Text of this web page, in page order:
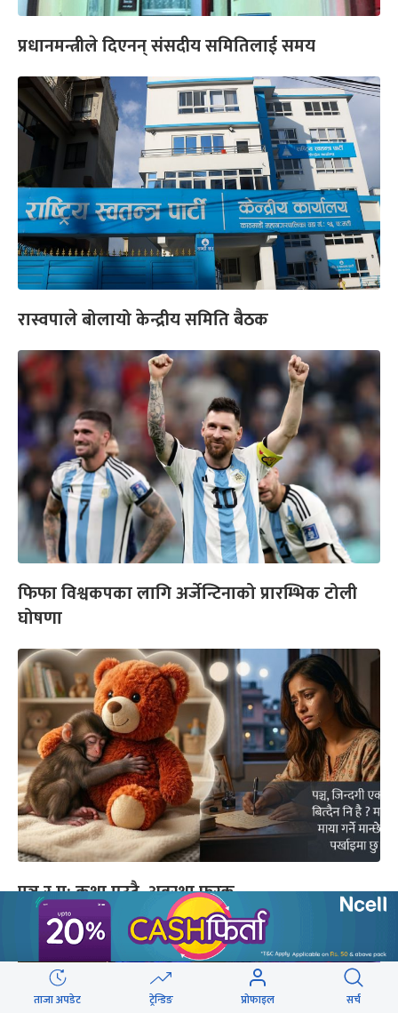
प्रधानमन्त्रीले दिएनन् संसदीय समितिलाई समय
रास्वपाले बोलायो केन्द्रीय समिति बैठक
फिफा विश्वकपका लागि अर्जेन्टिनाको प्रारम्भिक टोली
घोषणा
पञ्च र म: कथा एउटै, अवस्था फरक
ताजा अपडेट ट्रेन्डिङ प्रोफाइल सर्च